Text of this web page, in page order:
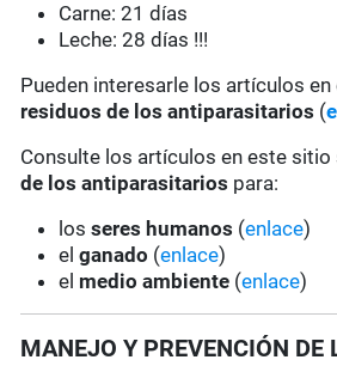
Carne: 21 días
Leche: 28 días !!!
Pueden interesarle los artículos
residuos de los antiparasitarios (
Consulte los artículos en este sitio
de los antiparasitarios para:
losseres humanos (enlace)
elganado (enlace)
el medio ambiente (enlace)
MANEJO Y PREVENCIÓN DE